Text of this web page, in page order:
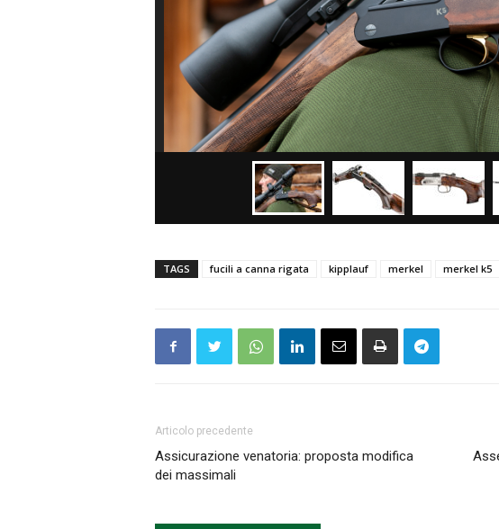
TAGS fucili a canna rigata kipplauf merkel merkel k5
Articolo precedente
Assicurazione venatoria: proposta modifica
dei massimali